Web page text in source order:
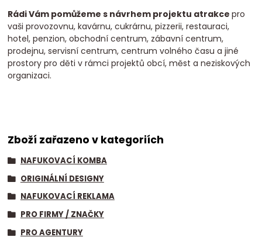
Rádi Vám pomůžeme s návrhem projektu atrakcepro
vaši provozovnu, kavárnu, cukrárnu, pizzerii, restauraci,
hotel, penzion, obchodní centrum, zábavní centrum,
prodejnu, servisní centrum, centrum volného času a jiné
prostory pro děti v rámci projektů obcí, měst a neziskových
organizaci.
Zboží zařazeno v kategoriích
NAFUKOVACÍ KOMBA
ORIGINÁLNÍ DESIGNY
NAFUKOVACÍ REKLAMA
PRO FIRMY / ZNAČKY
PRO AGENTURY